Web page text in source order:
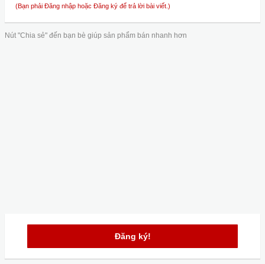
(Bạn phải Đăng nhập hoặc Đăng ký để trả lời bài viết.)
Nút "Chia sẻ" đến bạn bè giúp sản phẩm bán nhanh hơn
Đăng ký!